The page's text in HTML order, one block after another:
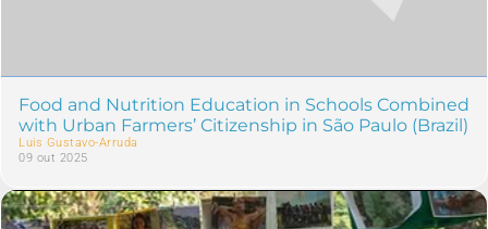
Food and Nutrition Education in Schools Combined
with Urban Farmers’ Citizenship in São Paulo (Brazil)
Luis Gustavo-Arruda
09 out 2025